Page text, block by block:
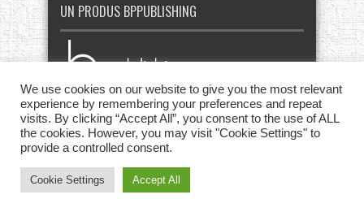
UN PRODUS BPPUBLISHING
© Copyright 2013 - 2026, Toate drepturile rezervate. | Revista
We use cookies on our website to give you the most relevant
experience by remembering your preferences and repeat
visits. By clicking “Accept All”, you consent to the use of ALL
the cookies. However, you may visit "Cookie Settings" to
provide a controlled consent.
Cookie Settings Accept All